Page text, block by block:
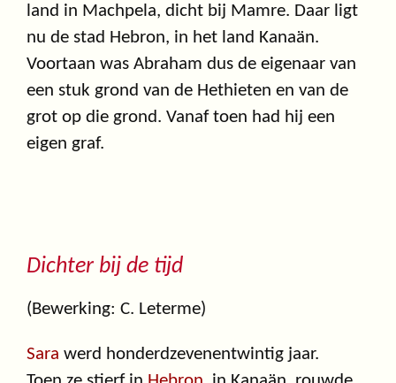
land in Machpela, dicht bij Mamre. Daar ligt
nu de stad Hebron, in het land Kanaän.
Voortaan was Abraham dus de eigenaar van
een stuk grond van de Hethieten en van de
grot op die grond. Vanaf toen had hij een
eigen graf.
Dichter bij de tijd
(Bewerking: C. Leterme)
Sara werd honderdzevenentwintig jaar.